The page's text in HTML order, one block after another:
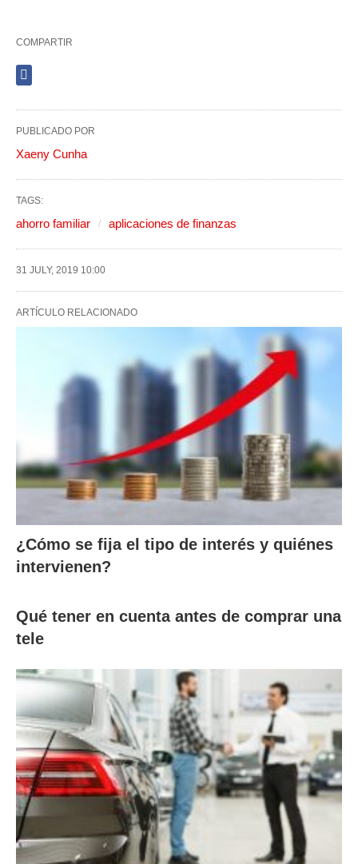
COMPARTIR
PUBLICADO POR
Xaeny Cunha
TAGS:
ahorro familiar aplicaciones de finanzas
31 JULY, 2019 10:00
ARTÍCULO RELACIONADO
¿Cómo se fija el tipo de interés y quiénes
intervienen?
Qué tener en cuenta antes de comprar una
tele